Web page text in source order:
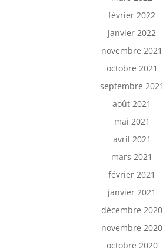
février 2022
janvier 2022
novembre 2021
octobre 2021
septembre 2021
août 2021
mai 2021
avril 2021
mars 2021
février 2021
janvier 2021
décembre 2020
novembre 2020
octobre 2020